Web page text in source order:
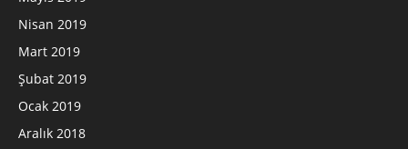
Nisan 2019
Mart 2019
Şubat 2019
Ocak 2019
Aralık 2018